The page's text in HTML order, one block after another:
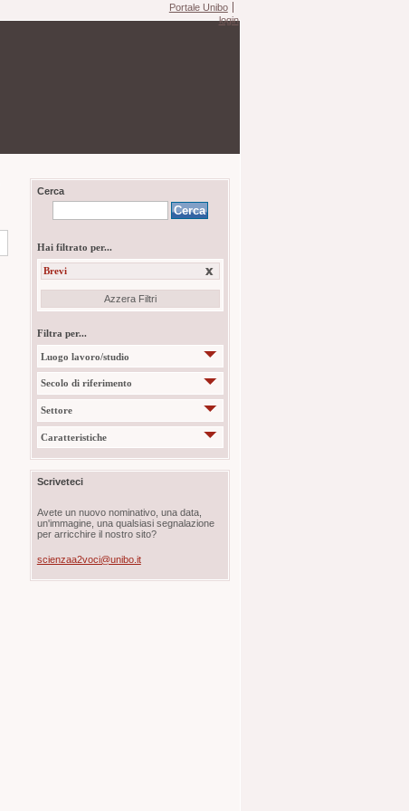
Portale Unibo
login
Cerca
Hai filtrato per...
Brevi
Azzera Filtri
Filtra per...
Luogo lavoro/studio
Secolo di riferimento
Settore
Caratteristiche
Scriveteci
Avete un nuovo nominativo, una data,
un'immagine, una qualsiasi segnalazione
per arricchire il nostro sito?
scienzaa2voci@unibo.it